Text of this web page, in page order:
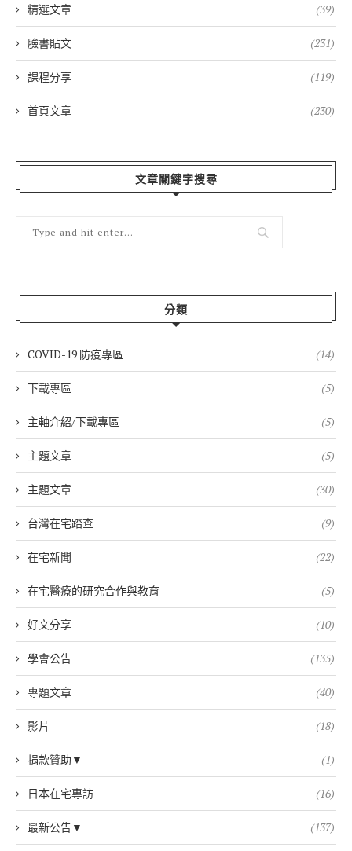
精選文章 (39)
臉書貼文 (231)
課程分享 (119)
首頁文章 (230)
文章關鍵字搜尋
分類
COVID-19 防疫專區 (14)
下載專區 (5)
主軸介紹/下載專區 (5)
主題文章 (5)
主題文章 (30)
台灣在宅踏查 (9)
在宅新聞 (22)
在宅醫療的研究合作與教育 (5)
好文分享 (10)
學會公告 (135)
專題文章 (40)
影片 (18)
捐款贊助▼ (1)
日本在宅專訪 (16)
最新公告▼ (137)